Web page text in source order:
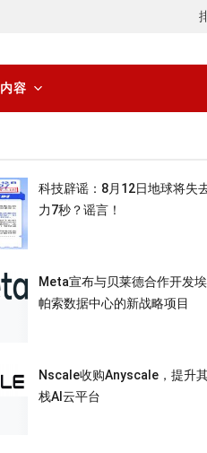
容
科技辟谣：8月12日地球将失去
力7秒？谣言！
Meta宣布与贝莱德合作开发
帕索数据中心的新战略项目
Nscale收购Anyscale，提升
栈AI云平台